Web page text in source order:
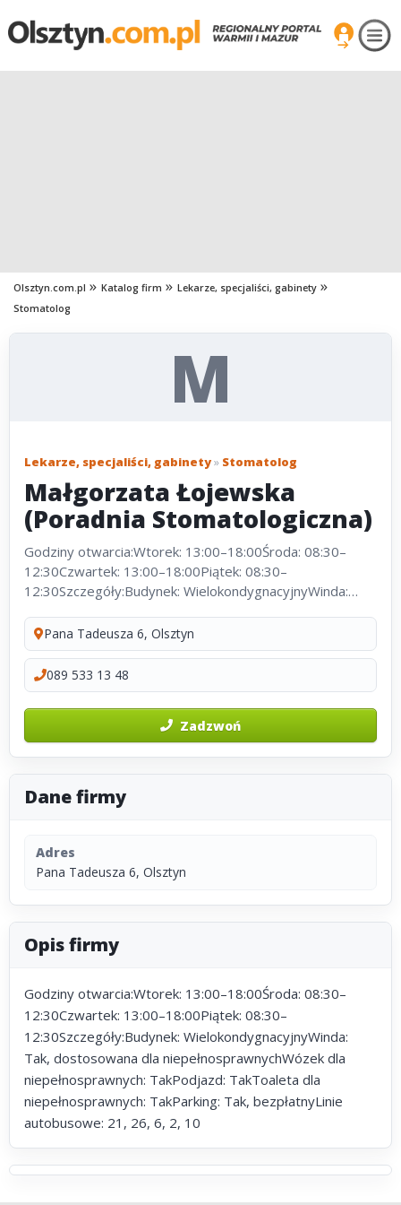
Olsztyn.com.pl Katalog firm
Lekarze, specjaliści, gabinety
Stomatolog
M
Lekarze, specjaliści, gabinety» Stomatolog
Małgorzata Łojewska
(Poradnia Stomatologiczna)
Godziny otwarcia:Wtorek: 13:00–18:00Środa: 08:30–
12:30Czwartek: 13:00–18:00Piątek: 08:30–
12:30Szczegóły:Budynek: WielokondygnacyjnyWinda:
niepełnosprawnych: TakPodjazd: TakToaleta...
Pana Tadeusza 6, Olsztyn
089 533 13 48
Zadzwoń
Dane firmy
Adres
Pana Tadeusza 6, Olsztyn
Opis firmy
Godziny otwarcia:Wtorek: 13:00–18:00Środa: 08:30–
12:30Czwartek: 13:00–18:00Piątek: 08:30–
12:30Szczegóły:Budynek: WielokondygnacyjnyWinda:
Tak, dostosowana dla niepełnosprawnychWózek dla
niepełnosprawnych: TakPodjazd: TakToaleta dla
niepełnosprawnych: TakParking: Tak, bezpłatnyLinie
autobusowe: 21, 26, 6, 2, 10